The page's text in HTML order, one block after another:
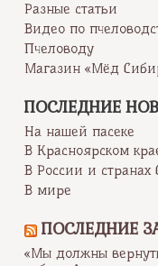
Разные статьи
Видео по
Пчеловоду
Магазин «Мёд
ПОСЛЕДНИЕ
На нашей пасеке
В Красноярском
В России и странах
В мире
ПОСЛЕДНИЕ
«Мы должны